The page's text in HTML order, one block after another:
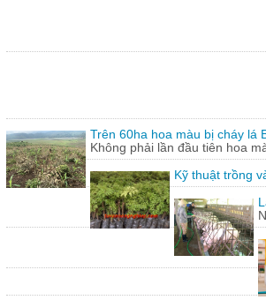
Trên 60ha hoa màu bị cháy lá
Không phải lần đầu tiên hoa
Kỹ thuật trồng